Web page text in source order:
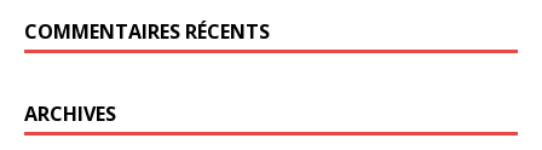
COMMENTAIRES RÉCENTS
ARCHIVES